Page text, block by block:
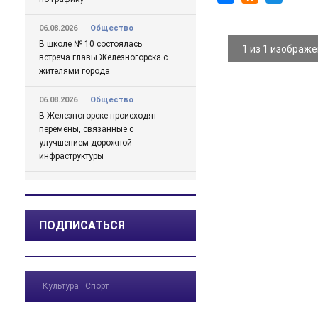
06.08.2026 Общество
В школе № 10 состоялась
встреча главы Железногорска с
жителями города
06.08.2026 Общество
В Железногорске происходят
перемены, связанные с
улучшением дорожной
инфраструктуры
некачественный ремонт
автомобиля
06.08.2026 Происшествия
Жительницу Железногорска
ПОДПИСАТЬСЯ
Культура Спорт
1 из 1